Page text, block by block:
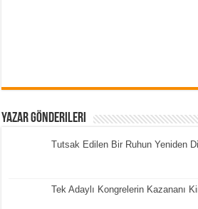
Yazar Gönderileri
Tutsak Edilen Bir Ruhun Yeniden
Tek Adaylı Kongrelerin Kazananı